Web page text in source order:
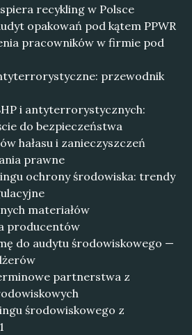
recykling w Polsce
opakowań pod kątem PPWR
pracowników w firmie pod
przewodnik
i antyterrorystycznych:
do bezpieczeństwa
hałasu i zanieczyszczeń
prawne
ochrony środowiska: trendy
materiałów
producentów
do audytu środowiskowego —
partnerstwa z
środowiskowego z